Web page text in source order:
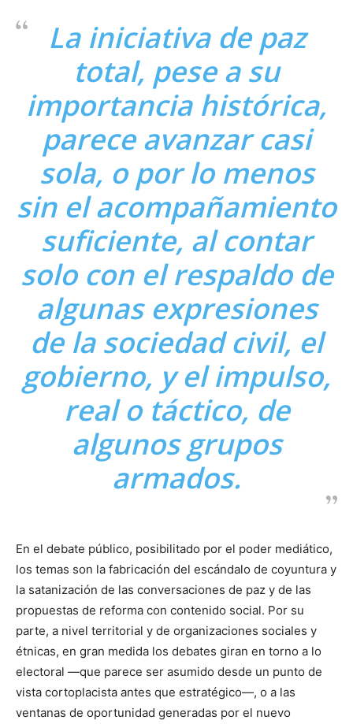
La iniciativa de paz
total, pese a su
importancia histórica,
parece avanzar casi
sola, o por lo menos
sin el acompañamiento
suficiente, al contar
solo con el respaldo de
algunas expresiones
de la sociedad civil, el
gobierno, y el impulso,
real o táctico, de
algunos grupos
armados.
En el debate público, posibilitado por el poder mediático,
los temas son la fabricación del escándalo de coyuntura y
la satanización de las conversaciones de paz y de las
propuestas de reforma con contenido social. Por su
parte, a nivel territorial y de organizaciones sociales y
étnicas, en gran medida los debates giran en torno a lo
electoral —que parece ser asumido desde un punto de
vista cortoplacista antes que estratégico—, o a las
ventanas de oportunidad generadas por el nuevo